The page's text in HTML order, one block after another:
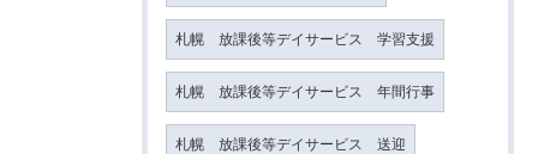
札幌 放課後等デイサービス 学習支援
札幌 放課後等デイサービス 年間行事
札幌 放課後等デイサービス 送迎